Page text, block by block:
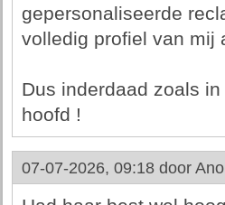
gepersonaliseerde
volledig profiel van mij
Dus inderdaad zoals
hoofd !
07-07-2026, 09:18 door